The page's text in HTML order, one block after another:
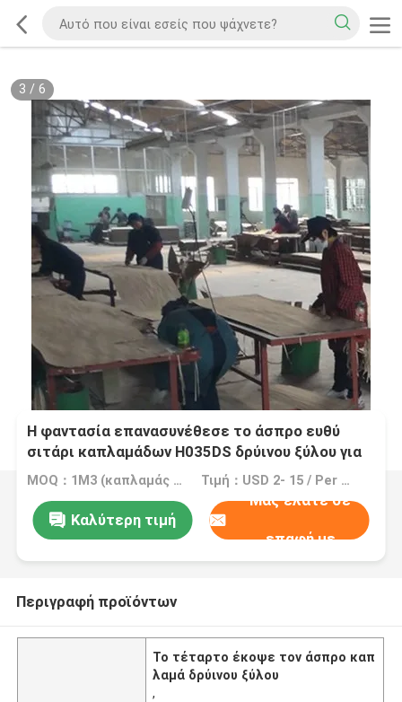
3 / 6
Η φαντασία επανασυνέθεσε το άσπρο ευθύ
σιτάρι καπλαμάδων H035DS δρύινου ξύλου για
τις βιοτεχνίες
MOQ：1M3 (καπλαμάς =2000 τετρ.μέτρο 0.5mm) Τιμή：USD 2- 15 / Per Square Meter (M2)
Καλύτερη τιμή
Μας ελάτε σε
επαφή με
Περιγραφή προϊόντων
Το τέταρτο έκοψε τον άσπρο καπ
λαμά δρύινου ξύλου
,